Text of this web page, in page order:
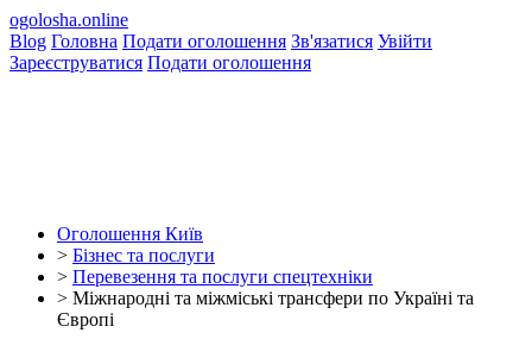
ogolosha.online
Blog Головна Подати оголошення Зв'язатися Увійти
Зареєструватися Подати оголошення
Оголошення Київ
> Бізнес та послуги
> Перевезення та послуги спецтехніки
> Міжнародні та міжміські трансфери по Україні та
Європі